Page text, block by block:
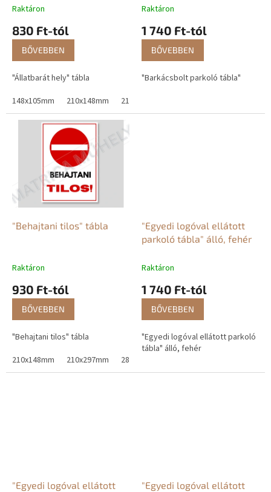
Raktáron
830 Ft-tól
BŐVEBBEN
"Állatbarát hely" tábla
148x105mm
210x148mm 210x297mm
Raktáron
1 740 Ft-tól
BŐVEBBEN
"Barkácsbolt parkoló tábla"
"Behajtani tilos" tábla
Raktáron
930 Ft-tól
BŐVEBBEN
"Behajtani tilos" tábla
210x148mm
210x297mm 280x380mm
"Egyedi logóval ellátott
parkoló tábla" álló, fehér
Raktáron
1 740 Ft-tól
BŐVEBBEN
"Egyedi logóval ellátott parkoló
tábla" álló, fehér
"Egyedi logóval ellátott
"Egyedi logóval ellátott